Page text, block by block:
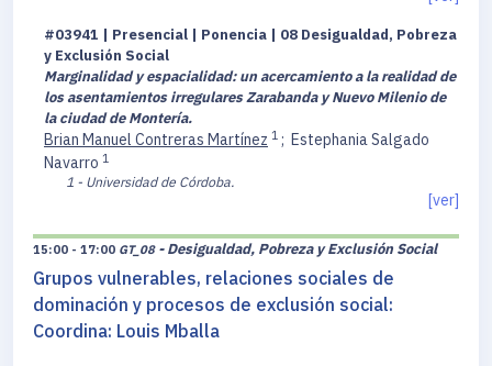
#03941 | Presencial | Ponencia | 08 Desigualdad, Pobreza
y Exclusión Social
Marginalidad y espacialidad: un acercamiento a la realidad de
los asentamientos irregulares Zarabanda y Nuevo Milenio de
la ciudad de Montería.
Brian Manuel Contreras Martínez 1 ; Estephania Salgado
Navarro 1
1 - Universidad de Córdoba.
[ver]
15:00 - 17:00 GT_08 - Desigualdad, Pobreza y Exclusión Social
Grupos vulnerables, relaciones sociales de
dominación y procesos de exclusión social:
Coordina: Louis Mballa